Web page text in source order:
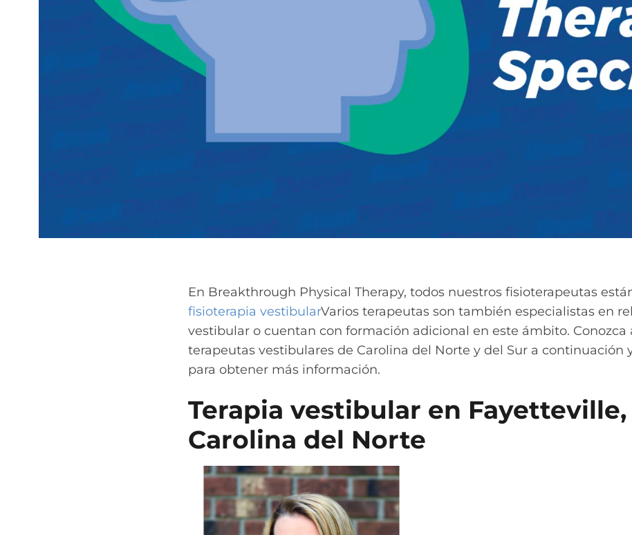
En Breakthrough Physical Therapy, todos nuestros fisioterapeutas
fisioterapia vestibularVarios terapeutas son también especialistas en
vestibular o cuentan con formación adicional en este ámbito. Conozca
terapeutas vestibulares de Carolina del Norte y del Sur a continuación
para obtener más información.
Terapia vestibular en Fayetteville,
Carolina del Norte